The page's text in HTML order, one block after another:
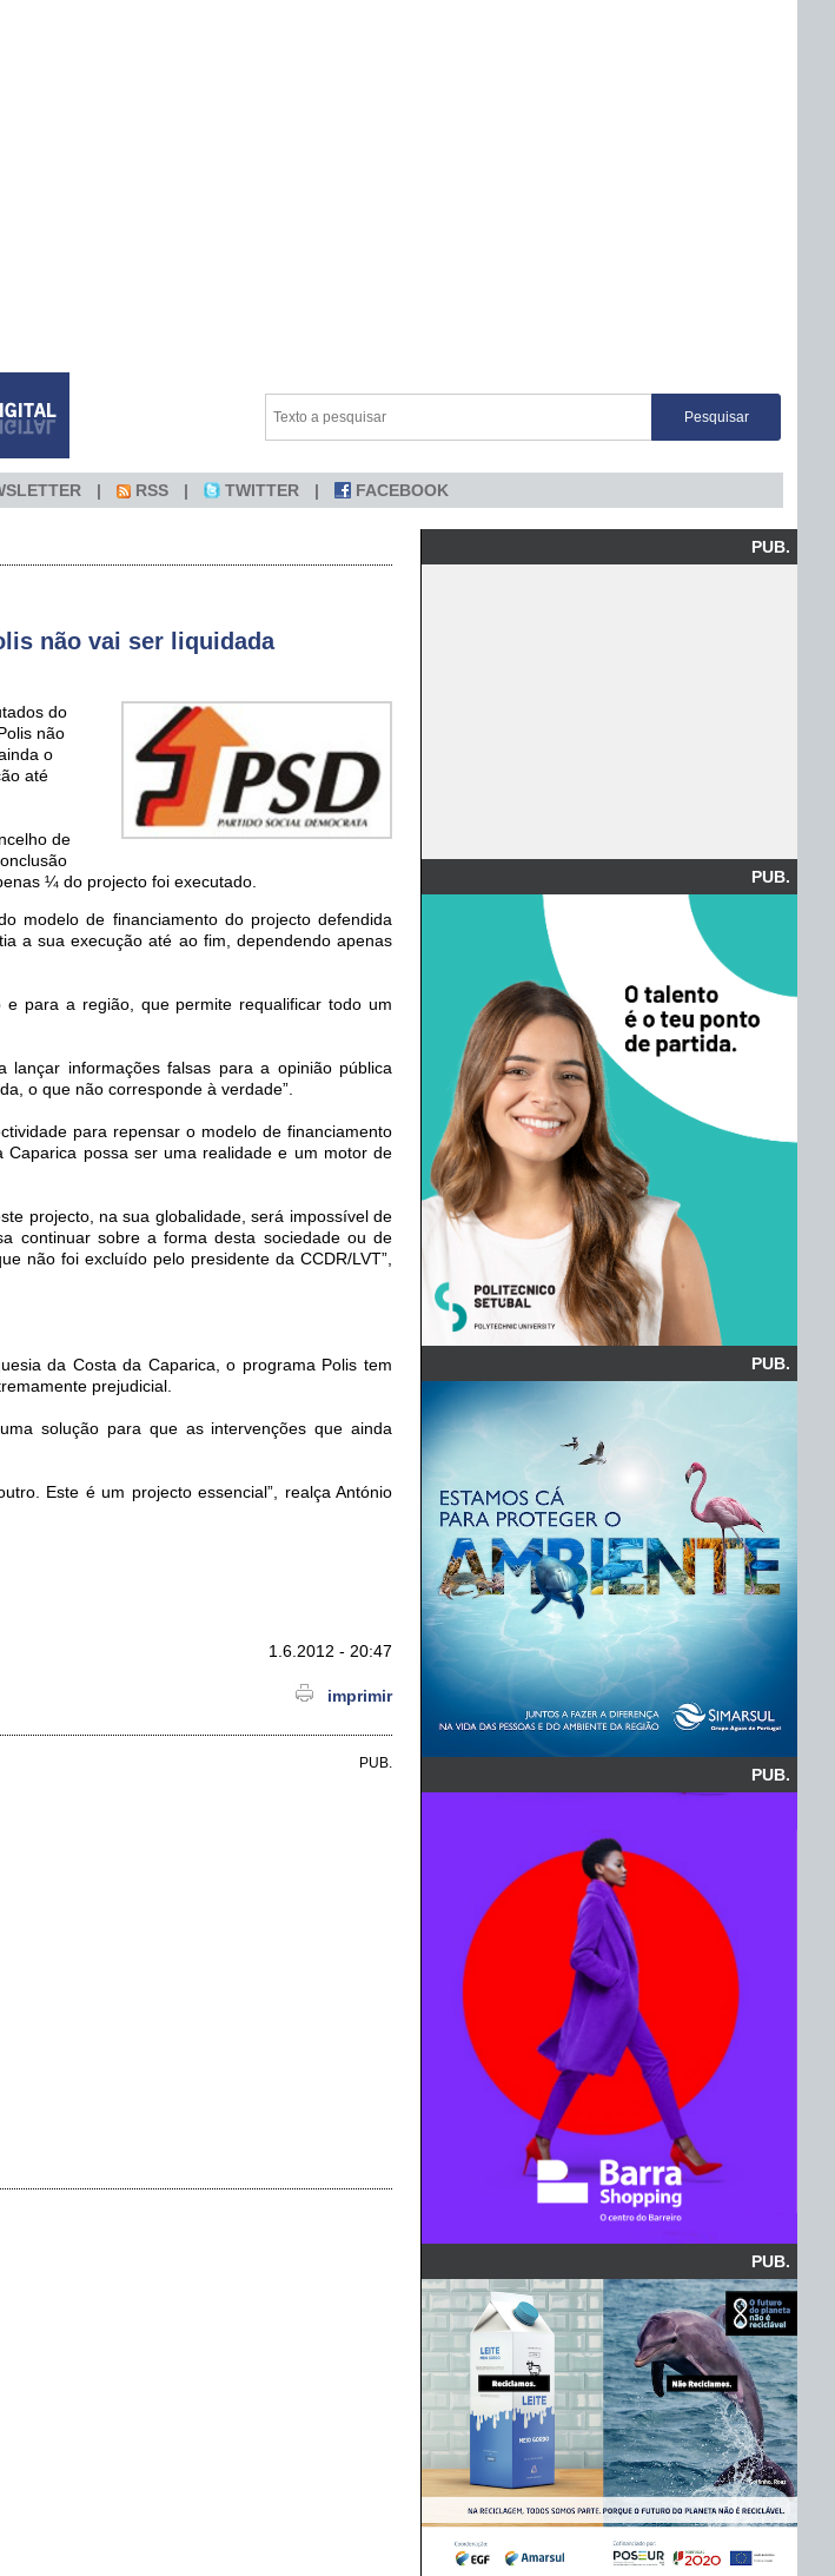
RSS TWITTER FACEBOOK
não vai ser liquidada
do
não
o
até
de
¼ do projecto foi executado.
modelo de financiamento do projecto defendida
a sua execução até ao fim, dependendo apenas
para a região, que permite requalificar todo um
lançar informações falsas para a opinião pública
o que não corresponde à verdade”.
para repensar o modelo de financiamento
possa ser uma realidade e um motor de
projecto, na sua globalidade, será impossível de
continuar sobre a forma desta sociedade ou de
não foi excluído pelo presidente da CCDR/LVT”,
da Costa da Caparica, o programa Polis tem
prejudicial.
solução para que as intervenções que ainda
Este é um projecto essencial”, realça António
1.6.2012 - 20:47
imprimir
PUB.
PUB.
PUB.
PUB.
PUB.
PUB.